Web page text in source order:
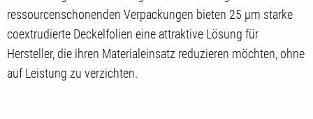
ressourcenschonenden Verpackungen bieten 25 µm starke
coextrudierte Deckelfolien eine attraktive Lösung für
Hersteller, die ihren Materialeinsatz reduzieren möchten, ohne
auf Leistung zu verzichten.